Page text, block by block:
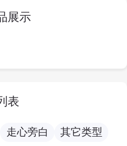
展示
表
走心旁白 其它类型